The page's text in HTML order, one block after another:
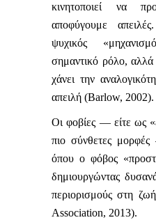
κινητοποιεί να
αποφύγουμε
ψυχικός
σημαντικό ρόλο, αλλά
χάνει την
απειλή (Barlow, 2002).
Οι φοβίες — είτε ως
πιο σύνθετες μορφές
όπου ο φόβος
δημιουργώντας
περιορισμούς στη
Association, 2013).